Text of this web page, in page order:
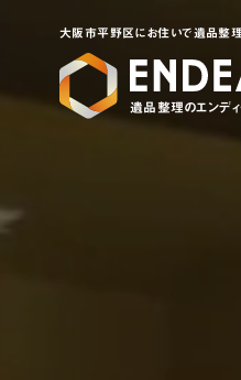
大阪市平野区にお住いで遺品整理
遺品整理のエンデ